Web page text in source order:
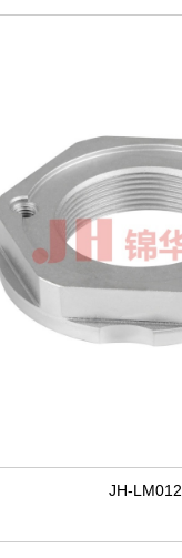
JH-LM012